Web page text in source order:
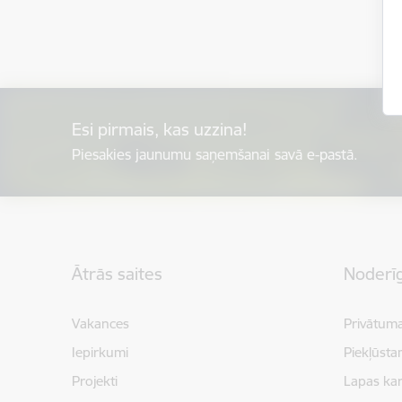
Esi pirmais, kas uzzina!
Piesakies jaunumu saņemšanai savā e-pastā.
Ātrās saites
Vakances
Iepirkumi
Projekti
Lapas